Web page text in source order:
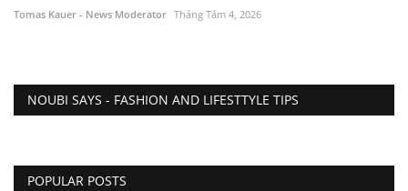
Tomas Kauer - News Moderator Tháng Tám 4, 2026
NOUBI SAYS - FASHION AND LIFESTTYLE TIPS
POPULAR POSTS